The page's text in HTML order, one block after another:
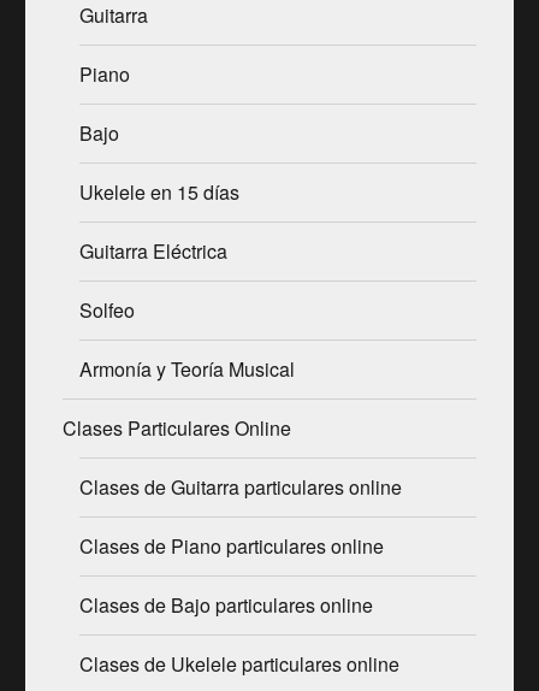
Guitarra
Piano
Bajo
Ukelele en 15 días
Guitarra Eléctrica
Solfeo
Armonía y Teoría Musical
Clases Particulares Online
Clases de Guitarra particulares online
Clases de Piano particulares online
Clases de Bajo particulares online
Clases de Ukelele particulares online